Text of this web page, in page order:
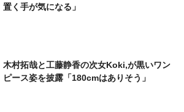
置く手が気になる」
木村拓哉と工藤静香の次女Koki,が黒いワン
ピース姿を披露「180cmはありそう」